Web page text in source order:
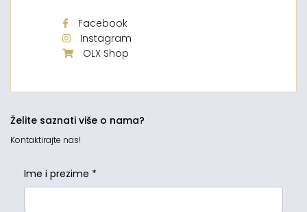
Facebook
Instagram
OLX Shop
Želite saznati više o nama?
Kontaktirajte nas!
Ime i prezime *